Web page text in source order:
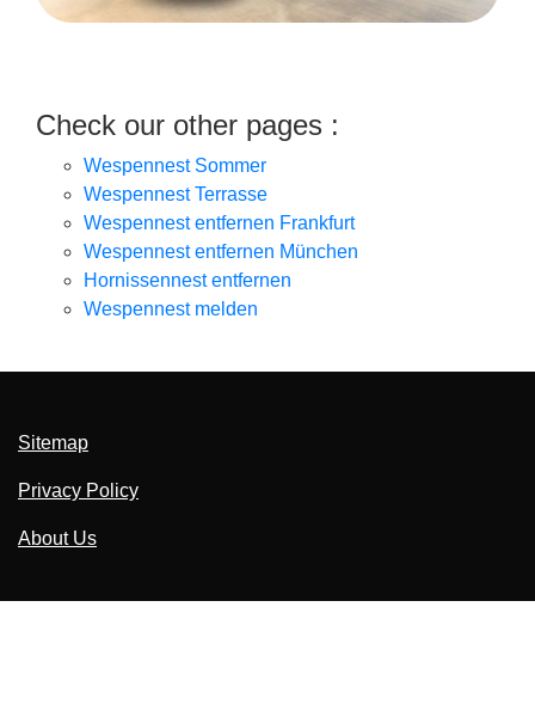
Check our other pages :
Wespennest Sommer
Wespennest Terrasse
Wespennest entfernen Frankfurt
Wespennest entfernen München
Hornissennest entfernen
Wespennest melden
Sitemap
Privacy Policy
About Us